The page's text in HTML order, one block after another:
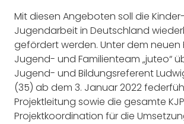
Mit diesen Angeboten soll die
Jugendarbeit in Deutschland
gefördert werden. Unter dem neuen
Jugend- und Familienteam „juteo“
Jugend- und Bildungsreferent
(35) ab dem 3. Januar 2022
Projektleitung sowie die gesamte
Projektkoordination für die